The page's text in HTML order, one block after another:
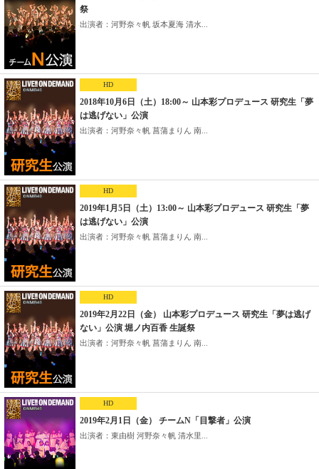
祭
出演者：河野奈々帆 坂本夏海 清水...
HD
2018年10月6日（土）18:00～ 山本彩プロデュース 研究生「夢
は逃げない」公演
出演者：河野奈々帆 菖蒲まりん 南...
HD
2019年1月5日（土）13:00～ 山本彩プロデュース 研究生「夢
は逃げない」公演
出演者：河野奈々帆 菖蒲まりん 南...
HD
2019年2月22日（金） 山本彩プロデュース 研究生「夢は逃げ
ない」公演 堀ノ内百香 生誕祭
出演者：河野奈々帆 菖蒲まりん 南...
HD
2019年2月1日（金） チームN「目撃者」公演
出演者：東由樹 河野奈々帆 清水里...